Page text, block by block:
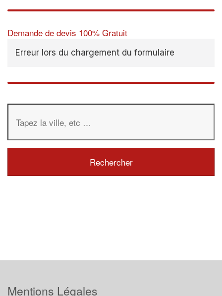
Demande de devis 100% Gratuit
Erreur lors du chargement du formulaire
Mentions Légales